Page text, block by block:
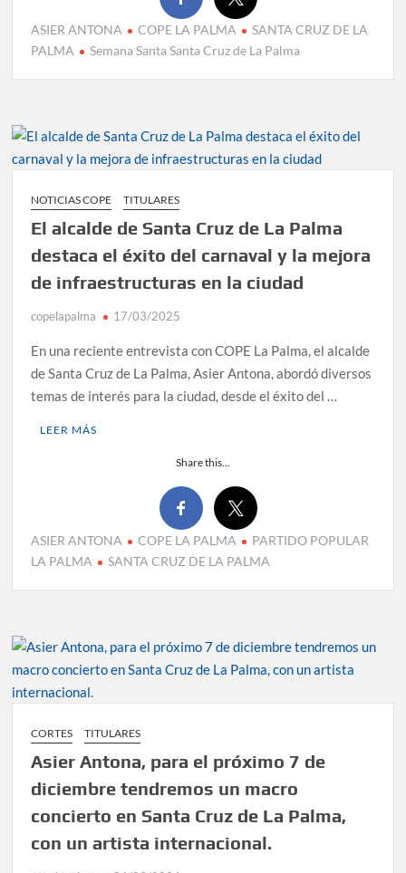
ASIER ANTONA COPE LA PALMA
SANTA CRUZ DE LA
PALMA
Semana Santa Santa Cruz de La Palma
NOTICIAS COPE TITULARES
El alcalde de Santa Cruz de La Palma
destaca el éxito del carnaval y la mejora
de infraestructuras en la ciudad
copelapalma 17/03/2025
En una reciente entrevista con COPE La Palma, el alcalde
de Santa Cruz de La Palma, Asier Antona, abordó diversos
temas de interés para la ciudad, desde el éxito del …
LEER MÁS
Share this...
ASIER ANTONA COPE LA PALMA
PARTIDO POPULAR
LA PALMA
SANTA CRUZ DE LA PALMA
CORTES TITULARES
Asier Antona, para el próximo 7 de
diciembre tendremos un macro
concierto en Santa Cruz de La Palma,
con un artista internacional.